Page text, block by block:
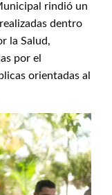
rindió un
dentro
la Salud,
por el
orientadas al